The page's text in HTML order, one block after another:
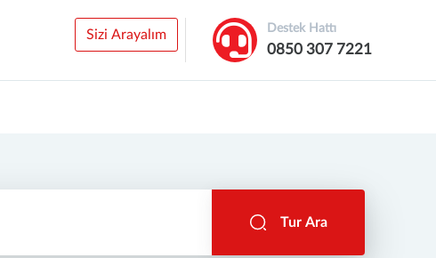
Sizi Arayalım Destek Hattı
0850 307 7221
Tur Ara